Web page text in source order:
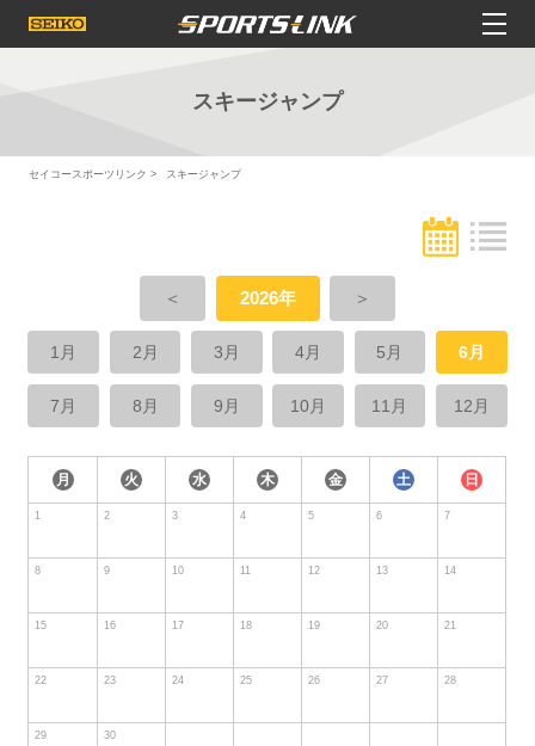
スキージャンプ
セイコースポーツリンク スキージャンプ
＜ 2026年 ＞
1月 2月 3月 4月 5月 6月
7月 8月 9月 10月 11月 12月
月 火 水 木 金 土 日
1 2 3 4 5 6 7
8 9 10 11 12 13 14
15 16 17 18 19 20 21
22 23 24 25 26 27 28
29 30